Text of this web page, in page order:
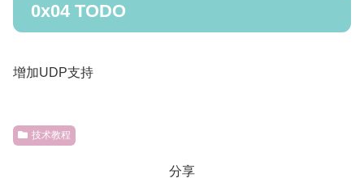
0x04 TODO
增加UDP支持
技术教程
分享